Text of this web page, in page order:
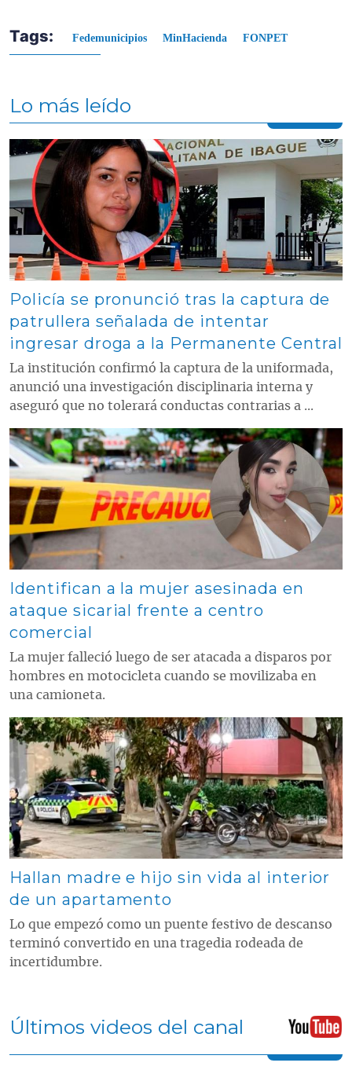
Tags: Fedemunicipios MinHacienda FONPET
Lo más leído
Contenido multimedia principal
Policía se pronunció tras la captura de
patrullera señalada de intentar
ingresar droga a la Permanente Central
La institución confirmó la captura de la uniformada,
anunció una investigación disciplinaria interna y
aseguró que no tolerará conductas contrarias a ...
Contenido multimedia principal
Identifican a la mujer asesinada en
ataque sicarial frente a centro
comercial
La mujer falleció luego de ser atacada a disparos por
hombres en motocicleta cuando se movilizaba en
una camioneta.
Contenido multimedia principal
Hallan madre e hijo sin vida al interior
de un apartamento
Lo que empezó como un puente festivo de descanso
terminó convertido en una tragedia rodeada de
incertidumbre.
Últimos videos del canal